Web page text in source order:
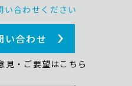
い合わせください
い合わせ
見・ご要望はこちら